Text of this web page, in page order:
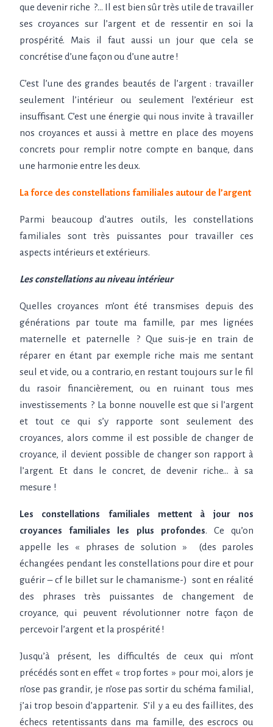
que devenir riche ?… Il est bien sûr très utile de travailler
ses croyances sur l’argent et de ressentir en soi la
prospérité. Mais il faut aussi un jour que cela se
concrétise d’une façon ou d’une autre !
C’est l’une des grandes beautés de l’argent : travailler
seulement l’intérieur ou seulement l’extérieur est
insuffisant. C’est une énergie qui nous invite à travailler
nos croyances et aussi à mettre en place des moyens
concrets pour remplir notre compte en banque, dans
une harmonie entre les deux.
La force des constellations familiales autour de l’argent
Parmi beaucoup d’autres outils, les constellations
familiales sont très puissantes pour travailler ces
aspects intérieurs et extérieurs.
Les constellations au niveau intérieur
Quelles croyances m’ont été transmises depuis des
générations par toute ma famille, par mes lignées
maternelle et paternelle
? Que suis-je en train de
réparer en étant par exemple riche mais me sentant
seul et vide, ou a contrario, en restant toujours sur le fil
du rasoir financièrement, ou en ruinant tous mes
investissements ? La bonne nouvelle est que si l’argent
et tout ce qui s’y rapporte sont seulement des
croyances, alors comme il est possible de changer de
croyance, il devient possible de changer son rapport à
l’argent. Et dans le concret, de devenir riche… à sa
mesure !
Les constellations familiales mettent à jour nos
croyances familiales les plus profondes. Ce qu’on
appelle les «
phrases de solution
» (des paroles
échangées pendant les constellations pour dire et pour
guérir – cf le billet sur le chamanisme-) sont en réalité
des phrases très puissantes de changement de
croyance, qui peuvent révolutionner notre façon de
percevoir l’argent et la prospérité !
Jusqu’à présent, les difficultés de ceux qui m’ont
précédés sont en effet « trop fortes » pour moi, alors je
n’ose pas grandir, je n’ose pas sortir du schéma familial,
j’ai trop besoin d’appartenir. S’il y a eu des faillites, des
échecs retentissants dans ma famille, des escrocs ou